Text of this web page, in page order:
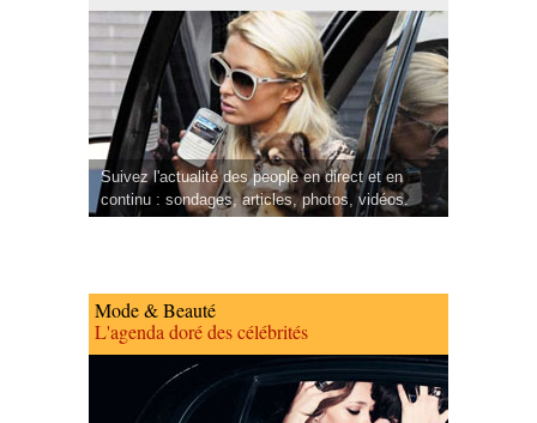
Suivez l'actualité des people en direct et en
continu : sondages, articles, photos, vidéos.
Mode & Beauté
L'agenda doré des célébrités